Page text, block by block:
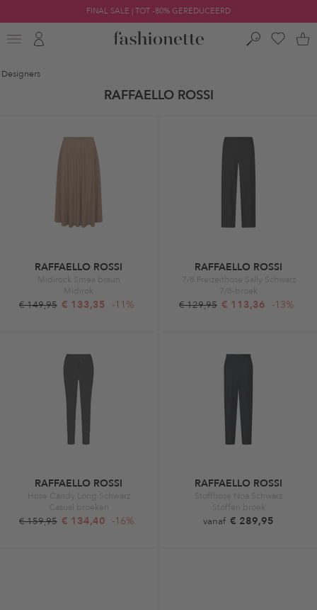
FINAL SALE | TOT -80% GEREDUCEERD
Designers
RAFFAELLO ROSSI
RAFFAELLO ROSSI
Midirock Smea braun
Midirok
€ 149,95 € 133,35 -11%
RAFFAELLO ROSSI
7/8 Freizeithose Sally Schwarz
7/8-broek
€ 129,95 € 113,36 -13%
RAFFAELLO ROSSI
Hose Candy Long Schwarz
Casual broeken
€ 159,95 € 134,40 -16%
RAFFAELLO ROSSI
Stoffhose Noa Schwarz
Stoffen broek
vanaf € 289,95